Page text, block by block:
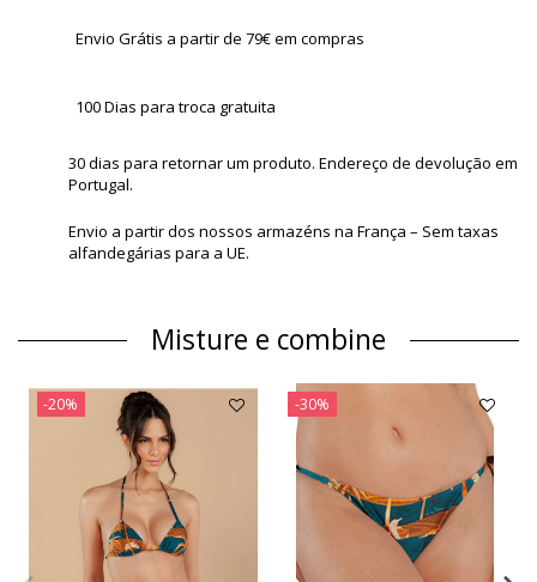
Envio Grátis a partir de 79€ em compras
100 Dias para troca gratuita
30 dias para retornar um produto. Endereço de devolução em
Portugal.
Envio a partir dos nossos armazéns na França – Sem taxas
alfandegárias para a UE.
Misture e combine
-20% -30%